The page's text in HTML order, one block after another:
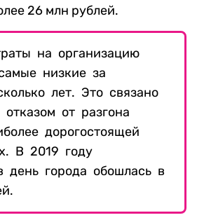
26 млн рублей.
на организацию
низкие за
лет. Это связано
от разгона
дорогостоящей
В 2019 году
день города обошлась в